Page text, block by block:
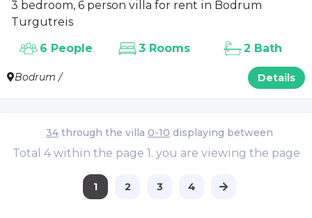
3 bedroom, 6 person villa for rent in Bodrum
Turgutreis
Bodrum / Details
6 People 3 Rooms 2 Bath
34 through the villa 0-10 displaying between
Total 4 within the page 1. you are viewing the page
1 2 3 4